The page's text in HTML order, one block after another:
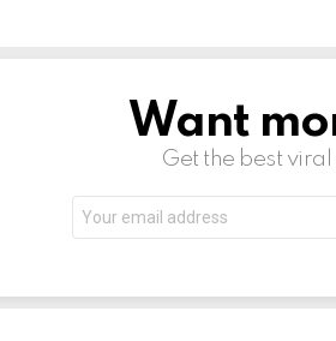
NEWSLETTERWant
Get the best
address: